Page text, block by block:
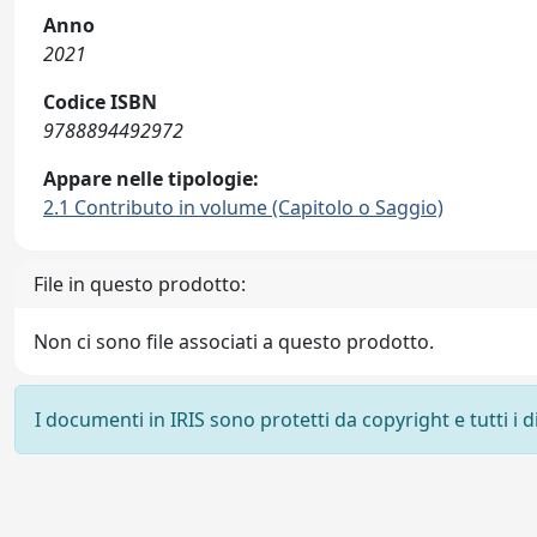
Anno
2021
Codice ISBN
9788894492972
Appare nelle tipologie:
2.1 Contributo in volume (Capitolo o Saggio)
File in questo prodotto:
Non ci sono file associati a questo prodotto.
I documenti in IRIS sono protetti da copyright e tutti i